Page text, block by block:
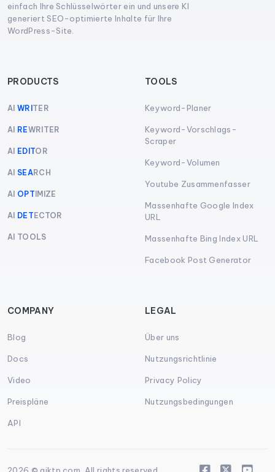
einfach Ihre Schlüsselwörter ein und unsere KI
generiert SEO-optimierte Inhalte für Ihre
WordPress-Site.
PRODUCTS
AI WRI TER
AI REWRITER
AI EDITOR
AI SEARCH
AI OPT IMIZE
AI DET ECTOR
AI TOOLS
TOOLS
Keyword-Planer
Keyword-Vorschlags-
Scraper
Keyword-Volumen
Youtube Zusammenfasser
Massenhafte Google Index
URL
Massenhafte Bing Index URL
Facebook Post Generator
COMPANY
Blog
Docs
Video
Preispläne
API
LEGAL
Über uns
Nutzungsrichtlinie
Privacy Policy
Nutzungsbedingungen